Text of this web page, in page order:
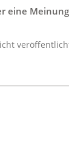
eine